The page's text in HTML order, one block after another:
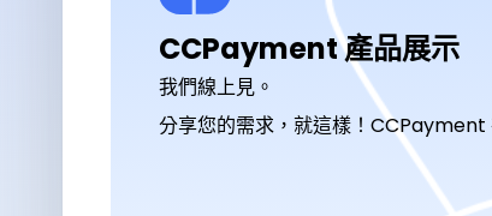
CCPayment 產品展示
我們線上見。
分享您的需求，就這樣！CCPayment